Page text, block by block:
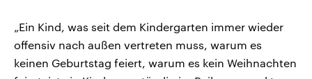
„Ein Kind, was seit dem Kindergarten immer wieder
offensiv nach außen vertreten muss, warum es
keinen Geburtstag feiert, warum es kein Weihnachten